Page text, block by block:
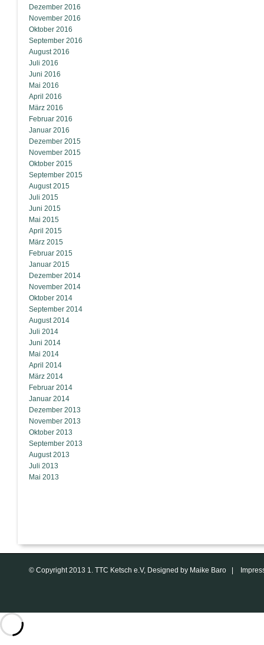
Dezember 2016
November 2016
Oktober 2016
September 2016
August 2016
Juli 2016
Juni 2016
Mai 2016
April 2016
März 2016
Februar 2016
Januar 2016
Dezember 2015
November 2015
Oktober 2015
September 2015
August 2015
Juli 2015
Juni 2015
Mai 2015
April 2015
März 2015
Februar 2015
Januar 2015
Dezember 2014
November 2014
Oktober 2014
September 2014
August 2014
Juli 2014
Juni 2014
Mai 2014
April 2014
März 2014
Februar 2014
Januar 2014
Dezember 2013
November 2013
Oktober 2013
September 2013
August 2013
Juli 2013
Mai 2013
© Copyright 2013 1. TTC Ketsch e.V, Designed by Maike Baro |